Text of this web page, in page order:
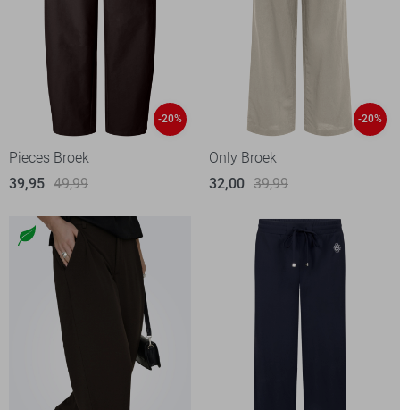
-20%
Pieces Broek
39,95 49,99
-20%
Only Broek
32,00 39,99